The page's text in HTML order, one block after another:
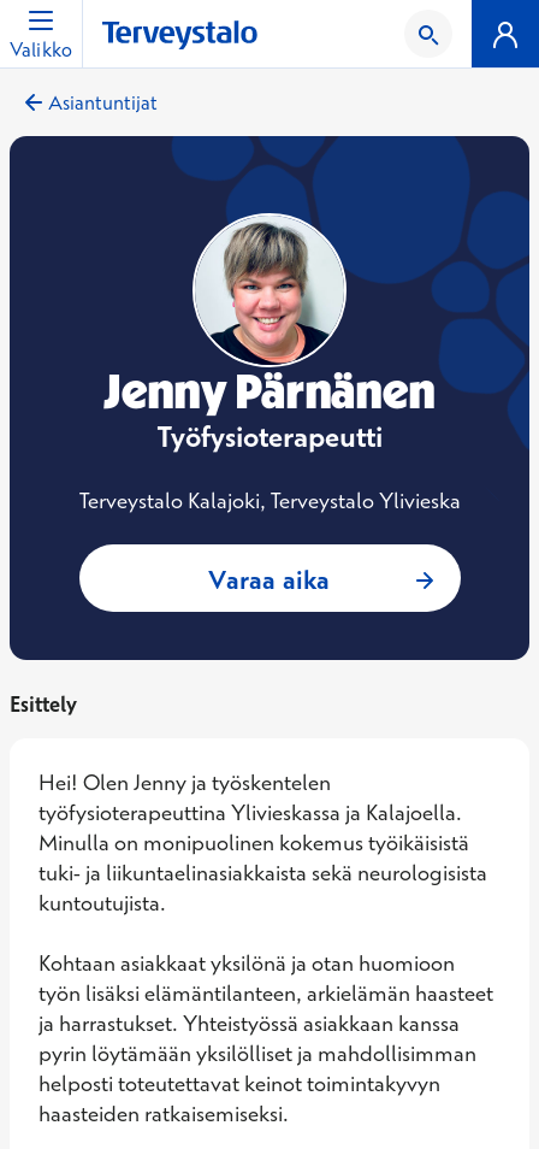
Valikko
Asiantuntijat
Jenny Pärnänen
Työfysioterapeutti
Terveystalo Kalajoki, Terveystalo Ylivieska
Varaa aika : Jenny
Esittely
Hei! Olen Jenny ja työskentelen
työfysioterapeuttina Ylivieskassa ja Kalajoella.
Minulla on monipuolinen kokemus työikäisistä
tuki- ja liikuntaelinasiakkaista sekä neurologisista
kuntoutujista.
Kohtaan asiakkaat yksilönä ja otan huomioon
työn lisäksi elämäntilanteen, arkielämän haasteet
ja harrastukset. Yhteistyössä asiakkaan kanssa
pyrin löytämään yksilölliset ja mahdollisimman
helposti toteutettavat keinot toimintakyvyn
haasteiden ratkaisemiseksi.